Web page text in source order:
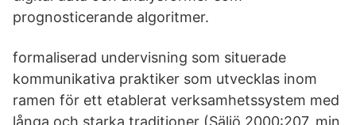
prognosticerande algoritmer.
formaliserad undervisning som situerade
kommunikativa praktiker som utvecklas inom
ramen för ett etablerat verksamhetssystem med
långa och starka traditioner (Säljö 2000:207, min